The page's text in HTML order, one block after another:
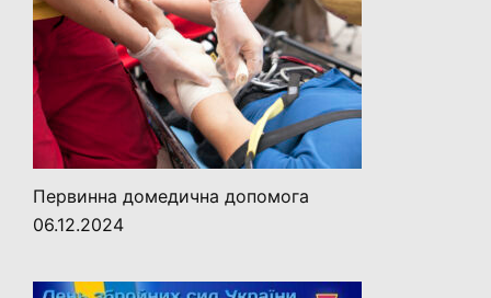
Первинна домедична допомога
06.12.2024